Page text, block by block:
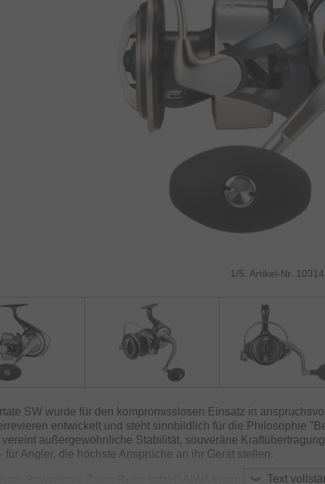
1/5: Artikel-Nr.
Text
SW wurde für den kompromisslosen Einsatz in
entwickelt und steht sinnbildlich für die Philosophie
vereint außergewöhnliche Stabilität, souveräne
für Angler, die höchste Ansprüche an ihr Gerät stellen.
Powerdrive Zaion Rotor setzt DAIWA einen weiteren